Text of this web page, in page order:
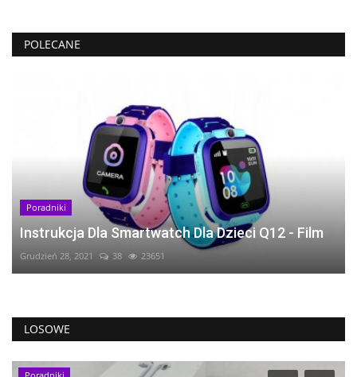
POLECANE
Poradniki
Instrukcja Dla Smartwatch Dla Dzieci Q12 - Film
Grudzień 28, 2021 38 23651
LOSOWE